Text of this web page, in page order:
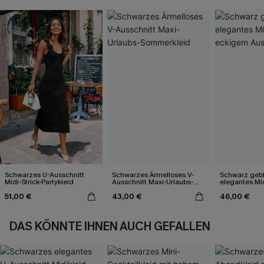
Schwarzes U-Ausschnitt
Midi-Strick-Partykleid
51,00 €
Schwarzes Ärmelloses V-
Ausschnitt Maxi-Urlaubs-
43,00 €
Schwarz
elegantes
46,00 €
DAS KÖNNTE IHNEN AUCH GEFALLEN